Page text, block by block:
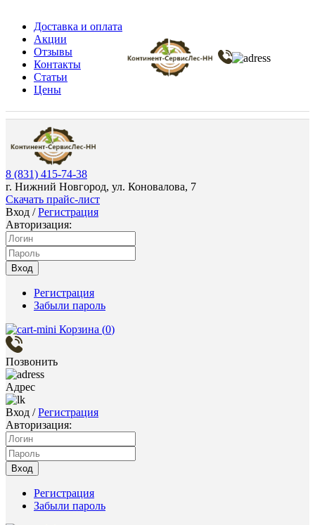
Доставка и оплата
Акции
Отзывы
Контакты
Статьи
Цены
8 (831) 415-74-38
г. Нижний Новгород, ул. Коновалова, 7
Скачать прайс-лист
Вход / Регистрация
Авторизация:
Вход
Регистрация
Забыли пароль
Корзина (0)
Позвонить
Адрес
Вход / Регистрация
Авторизация:
Вход
Регистрация
Забыли пароль